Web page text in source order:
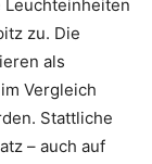
Leuchteinheiten
zu. Die
als
Vergleich
Stattliche
– auch auf